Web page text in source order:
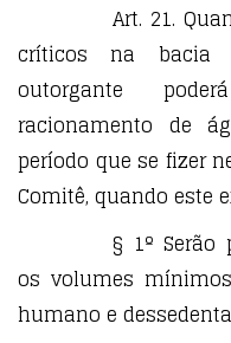
Art. 21.
críticos na bacia
outorgante
racionamento de
período que se fizer
Comitê, quando este
§ 1º Serão
os volumes
humano e